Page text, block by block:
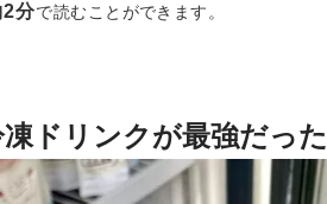
2分で読むことができます。
ドリンクが最強だった